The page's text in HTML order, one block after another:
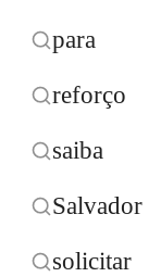
para
reforço
saiba
Salvador
solicitar